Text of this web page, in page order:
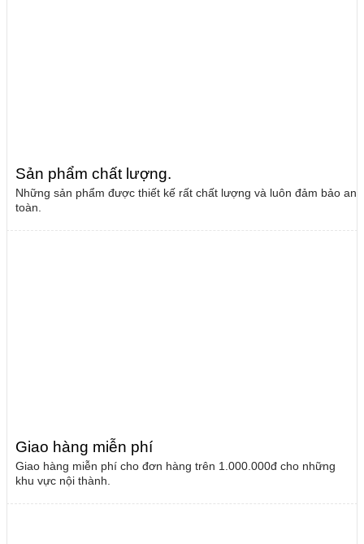
Sản phẩm chất lượng.
Những sản phẩm được thiết kế rất chất lượng và luôn đảm bảo an
toàn.
Giao hàng miễn phí
Giao hàng miễn phí cho đơn hàng trên 1.000.000đ cho những
khu vực nội thành.